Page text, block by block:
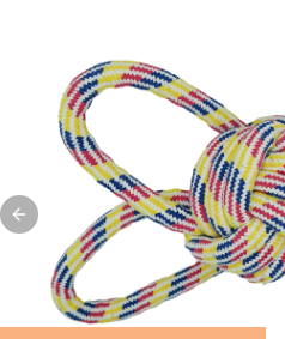
Previous slide